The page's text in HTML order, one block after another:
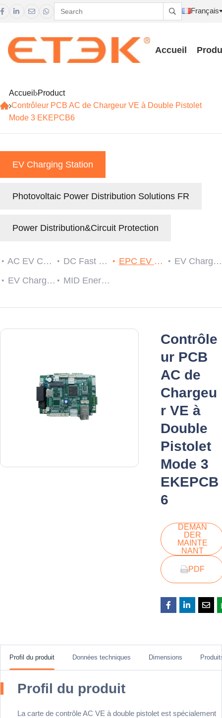
     Français
Accueil
Accueil Product
Contrôleur PCB AC de Chargeur VE à Double Pistolet
Mode 3 EKEPCB6
EV Charging Station
Photovoltaic Power Distribution Solutions FR
Power Distribution&Circuit Protection
AC EV Charger DC Fast EV Charging Station EPC EV Charge Controller
EV Charger RCDs
EV Charging Cable Plug and Socket
MID Energy Meters
Contrôle
ur PCB
AC de
Chargeu
r VE à
Double
Pistolet
Mode 3
EKEPCB
6
DEMAN
DER
MAINTE
NANT
PDF
Profil du produit Données techniques Dimensions
Profil du produit
La carte de contrôle AC VE à double pistolet est spécialement